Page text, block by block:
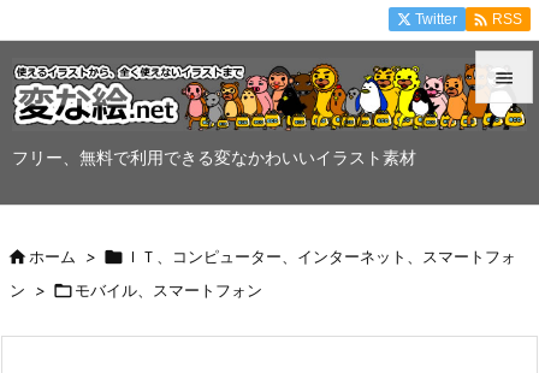
フリー、無料で利用できる変なかわいいイラスト素材



次へ
Twitter  RSS
ホーム >  ＩＴ、コンピューター、インターネット、スマートフォ
ン
> モバイル、スマートフォン